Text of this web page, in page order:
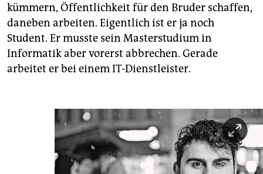
kümmern, Öffentlichkeit für den Bruder schaffen,
daneben arbeiten. Eigentlich ist er ja noch
Student. Er musste sein Masterstudium in
Informatik aber vorerst abbrechen. Gerade
arbeitet er bei einem IT-Dienstleister.